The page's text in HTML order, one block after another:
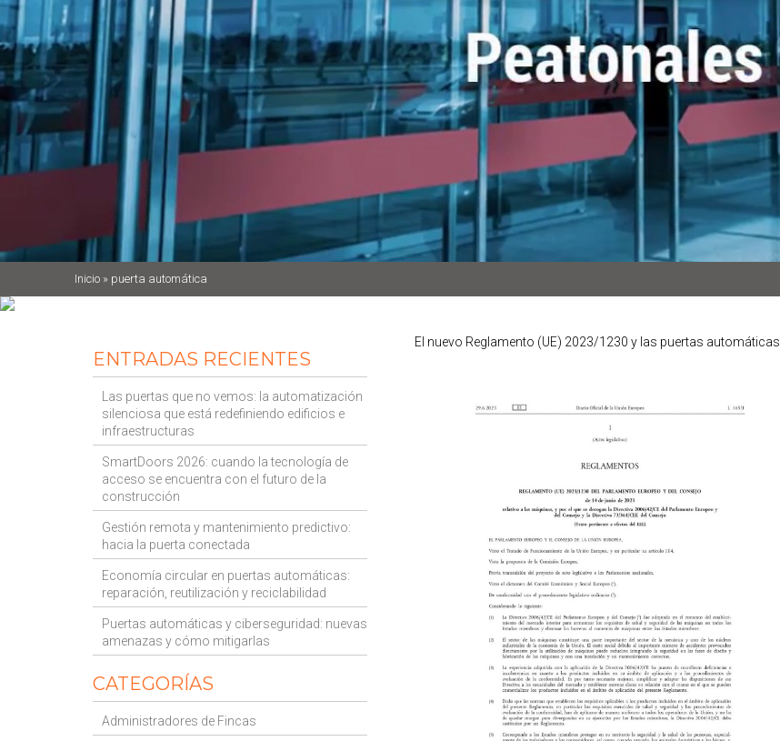
Inicio » puerta automática
El nuevo Reglamento (UE) 2023/1230 y las puertas automáticas
ENTRADAS RECIENTES
Las puertas que no vemos: la automatización
silenciosa que está redefiniendo edificios e
infraestructuras
SmartDoors 2026: cuando la tecnología de
acceso se encuentra con el futuro de la
construcción
Gestión remota y mantenimiento predictivo:
hacia la puerta conectada
Economía circular en puertas automáticas:
reparación, reutilización y reciclabilidad
Puertas automáticas y ciberseguridad: nuevas
amenazas y cómo mitigarlas
CATEGORÍAS
Administradores de Fincas